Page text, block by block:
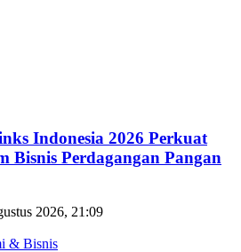
Indonesia 2026 Perkuat
Bisnis Perdagangan Pangan
2026, 21:09
& Bisnis